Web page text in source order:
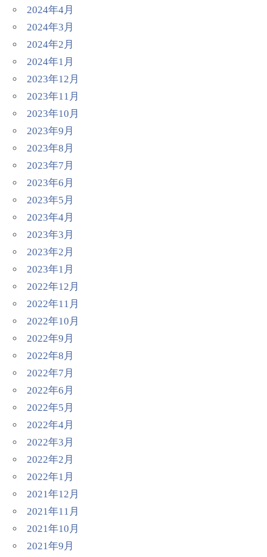
2024年4月
2024年3月
2024年2月
2024年1月
2023年12月
2023年11月
2023年10月
2023年9月
2023年8月
2023年7月
2023年6月
2023年5月
2023年4月
2023年3月
2023年2月
2023年1月
2022年12月
2022年11月
2022年10月
2022年9月
2022年8月
2022年7月
2022年6月
2022年5月
2022年4月
2022年3月
2022年2月
2022年1月
2021年12月
2021年11月
2021年10月
2021年9月